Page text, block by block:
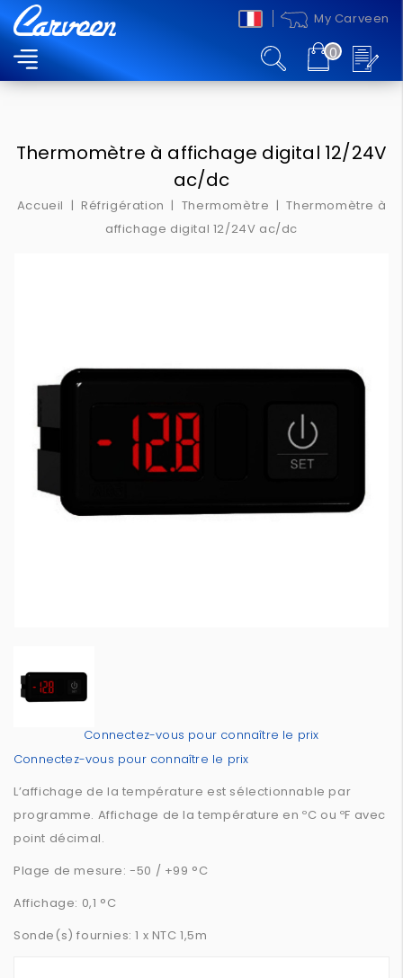
My Carveen
0
MENU
Thermomètre à affichage digital 12/24V
ac/dc
Accueil Réfrigération Thermomètre
Thermomètre à
affichage digital 12/24V ac/dc
Connectez-vous pour connaître le prix
Connectez-vous pour connaître le prix
L’affichage de la température est sélectionnable par
programme. Affichage de la température en ºC ou ºF avec
point décimal.
Plage de mesure: -50 / +99 °C
Affichage: 0,1 °C
Sonde(s) fournies: 1 x NTC 1,5m